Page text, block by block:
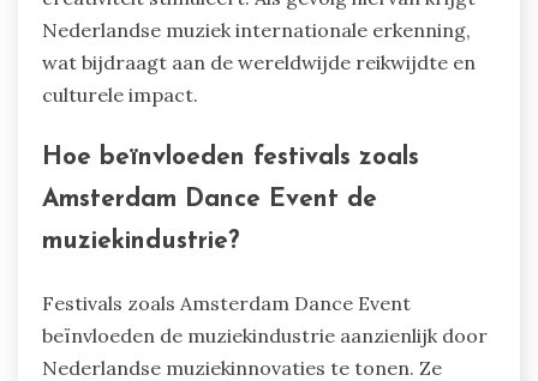
Nederlandse muziek internationale erkenning,
wat bijdraagt aan de wereldwijde reikwijdte en
culturele impact.
Hoe beïnvloeden festivals zoals
Amsterdam Dance Event de
muziekindustrie?
Festivals zoals Amsterdam Dance Event
beïnvloeden de muziekindustrie aanzienlijk door
Nederlandse muziekinnovaties te tonen. Ze